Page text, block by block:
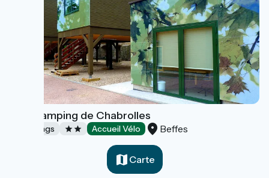
VéloCamping de Chabrolles
Campings Accueil Vélo Beffes
Carte